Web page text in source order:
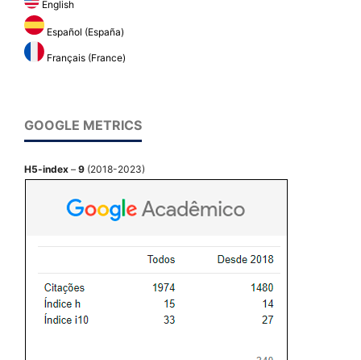
English
Español (España)
Français (France)
GOOGLE METRICS
H5-index – 9 (2018-2023)